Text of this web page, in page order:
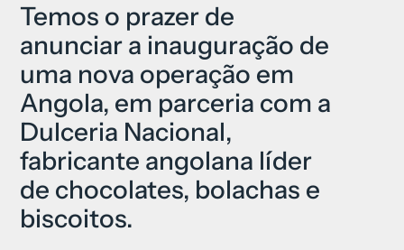
Temos o prazer de
anunciar a inauguração de
uma nova operação em
Angola, em parceria com a
Dulceria Nacional,
fabricante angolana líder
de chocolates, bolachas e
biscoitos.